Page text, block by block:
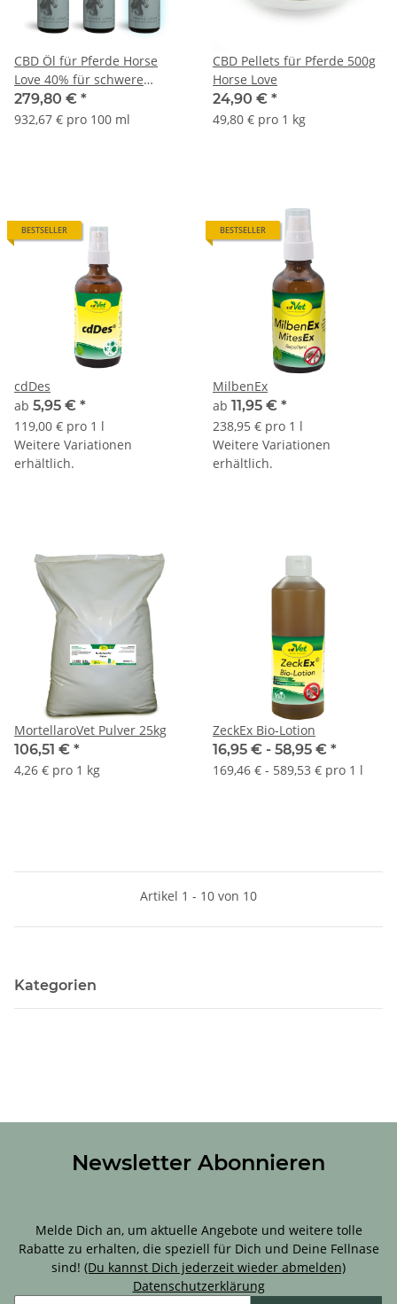
CBD Öl für Pferde Horse
Love 40% für schwere
Pferde 2+1 Gratis
279,80 € *
932,67 € pro 100 ml
CBD Pellets für Pferde 500g
Horse Love
24,90 € *
49,80 € pro 1 kg
BESTSELLER
cdDes
ab 5,95 € *
119,00 € pro 1 l
Weitere Variationen
erhältlich.
BESTSELLER
MilbenEx
ab 11,95 € *
238,95 € pro 1 l
Weitere Variationen
erhältlich.
MortellaroVet Pulver 25kg
106,51 € *
4,26 € pro 1 kg
ZeckEx Bio-Lotion
16,95 € - 58,95 € *
169,46 € - 589,53 € pro 1 l
Artikel 1 - 10 von 10
Kategorien
Newsletter Abonnieren
Melde Dich an, um aktuelle Angebote und weitere tolle
Rabatte zu erhalten, die speziell für Dich und Deine Fellnase
sind! (Du kannst Dich jederzeit wieder abmelden)
Datenschutzerklärung